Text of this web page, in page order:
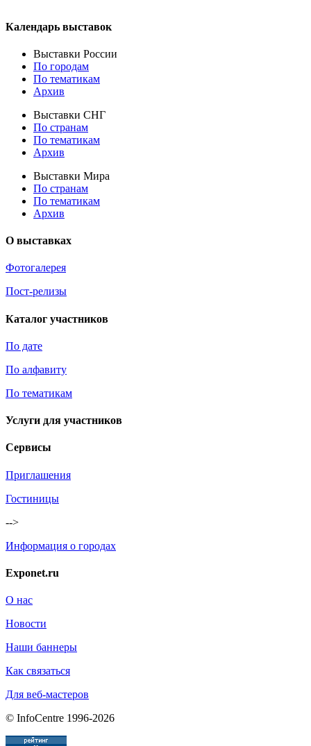
Календарь выставок
Выставки России
По городам
По тематикам
Архив
Выставки СНГ
По странам
По тематикам
Архив
Выставки Мира
По странам
По тематикам
Архив
О выставках
Фотогалерея
Пост-релизы
Каталог участников
По дате
По алфавиту
По тематикам
Услуги для участников
Сервисы
Приглашения
Гостиницы
-->
Информация о городах
Exponet.ru
О нас
Новости
Наши баннеры
Как связаться
Для веб-мастеров
© InfoCentre 1996-2026